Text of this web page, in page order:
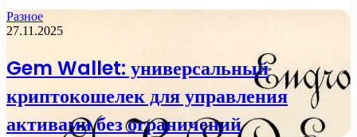
Разное
27.11.2025
Gem Wallet: универсальный
криптокошелек для управления
активами без ограничений